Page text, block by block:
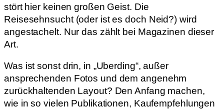
stört hier keinen großen Geist. Die
Reisesehnsucht (oder ist es doch Neid?) wird
angestachelt. Nur das zählt bei Magazinen dieser
Art.
Was ist sonst drin, in „Uberding“, außer
ansprechenden Fotos und dem angenehm
zurückhaltenden Layout? Den Anfang machen,
wie in so vielen Publikationen, Kaufempfehlungen